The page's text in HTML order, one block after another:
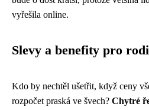
vyřešila online.
Slevy a benefity pro
Kdo by nechtěl ušetřit, když ceny
rozpočet praská ve švech? Chytré